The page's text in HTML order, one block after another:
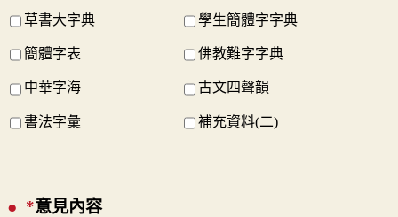
草書大字典 學生簡體字字典
簡體字表 佛教難字字典
中華字海 古文四聲韻
書法字彙 補充資料(二)
*意見內容